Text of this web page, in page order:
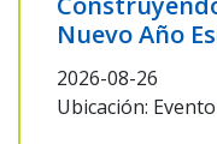
Nuevo Año
2026-08-26
Ubicación: